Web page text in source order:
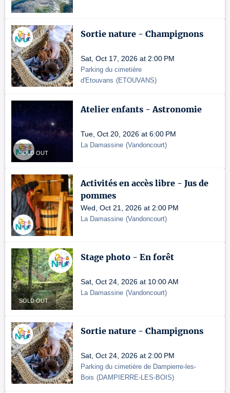
Sortie nature - Champignons
Sat, Oct 17, 2026 at 2:00 PM
Parking du cimetière
d'Etouvans (ETOUVANS)
SOLD OUT
Atelier enfants - Astronomie
Tue, Oct 20, 2026 at 6:00 PM
La Damassine (Vandoncourt)
Activités en accès libre - Jus de
pommes
Wed, Oct 21, 2026 at 2:00 PM
La Damassine (Vandoncourt)
SOLD OUT
Stage photo - En forêt
Sat, Oct 24, 2026 at 10:00 AM
La Damassine (Vandoncourt)
Sortie nature - Champignons
Sat, Oct 24, 2026 at 2:00 PM
Parking du cimetière de Dampierre-les-
Bois (DAMPIERRE-LES-BOIS)